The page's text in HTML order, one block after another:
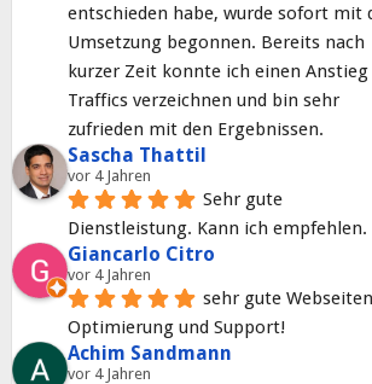
entschieden habe, wurde sofort mit
Umsetzung begonnen. Bereits nach
kurzer Zeit konnte ich einen Anstieg
Traffics verzeichnen und bin sehr
zufrieden mit den Ergebnissen.
Sascha Thattil
vor 4 Jahren
Sehr gute
Dienstleistung. Kann ich empfehlen.
Giancarlo Citro
vor 4 Jahren
sehr gute Webseiten
Optimierung und Support!
Achim Sandmann
vor 4 Jahren